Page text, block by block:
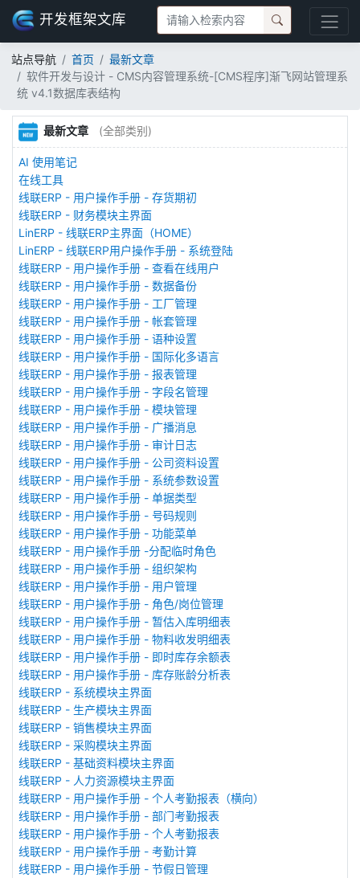
开发框架文库
站点导航 首页
最新文章
软件开发与设计 - CMS内容管理系统-[CMS程序]渐飞网站管理系
统 v4.1数据库表结构
最新文章 (全部类别)
AI 使用笔记
在线工具
线联ERP - 用户操作手册 - 存货期初
线联ERP - 财务模块主界面
LinERP - 线联ERP主界面（HOME）
LinERP - 线联ERP用户操作手册 - 系统登陆
线联ERP - 用户操作手册 - 查看在线用户
线联ERP - 用户操作手册 - 数据备份
线联ERP - 用户操作手册 - 工厂管理
线联ERP - 用户操作手册 - 帐套管理
线联ERP - 用户操作手册 - 语种设置
线联ERP - 用户操作手册 - 国际化多语言
线联ERP - 用户操作手册 - 报表管理
线联ERP - 用户操作手册 - 字段名管理
线联ERP - 用户操作手册 - 模块管理
线联ERP - 用户操作手册 - 广播消息
线联ERP - 用户操作手册 - 审计日志
线联ERP - 用户操作手册 - 公司资料设置
线联ERP - 用户操作手册 - 系统参数设置
线联ERP - 用户操作手册 - 单据类型
线联ERP - 用户操作手册 - 号码规则
线联ERP - 用户操作手册 - 功能菜单
线联ERP - 用户操作手册 -分配临时角色
线联ERP - 用户操作手册 - 组织架构
线联ERP - 用户操作手册 - 用户管理
线联ERP - 用户操作手册 - 角色/岗位管理
线联ERP - 用户操作手册 - 暂估入库明细表
线联ERP - 用户操作手册 - 物料收发明细表
线联ERP - 用户操作手册 - 即时库存余额表
线联ERP - 用户操作手册 - 库存账龄分析表
线联ERP - 系统模块主界面
线联ERP - 生产模块主界面
线联ERP - 销售模块主界面
线联ERP - 采购模块主界面
线联ERP - 基础资料模块主界面
线联ERP - 人力资源模块主界面
线联ERP - 用户操作手册 - 个人考勤报表（横向）
线联ERP - 用户操作手册 - 部门考勤报表
线联ERP - 用户操作手册 - 个人考勤报表
线联ERP - 用户操作手册 - 考勤计算
线联ERP - 用户操作手册 - 节假日管理